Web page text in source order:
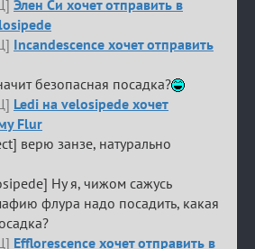
Элен Си хочет отправить в
Incandescence хочет отправить
безопасная посадка?
Ledi на velosipede хочет
Flur
верю занзе, натурально
Ну я, чижом сажусь
флура надо посадить, какая
Efflorescence хочет отправить в